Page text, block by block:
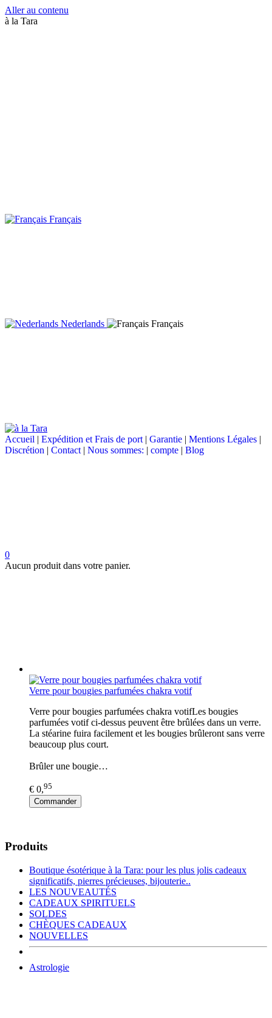
Aller au contenu
à la Tara
Français
Nederlands Français
Accueil | Expédition et Frais de port | Garantie | Mentions Légales |
Discrétion | Contact | Nous sommes: | compte | Blog
0
Aucun produit dans votre panier.
Verre pour bougies parfumées chakra votif
Verre pour bougies parfumées chakra votifLes bougies
parfumées votif ci-dessus peuvent être brûlées dans un verre.
La stéarine fuira facilement et les bougies brûleront sans verre
beaucoup plus court.
Brûler une bougie…
€ 0,95
Commander
Produits
Boutique ésotérique à la Tara: pour les plus jolis cadeaux
significatifs, pierres précieuses, bijouterie..
LES NOUVEAUTÉS
CADEAUX SPIRITUELS
SOLDES
CHÈQUES CADEAUX
NOUVELLES
Astrologie